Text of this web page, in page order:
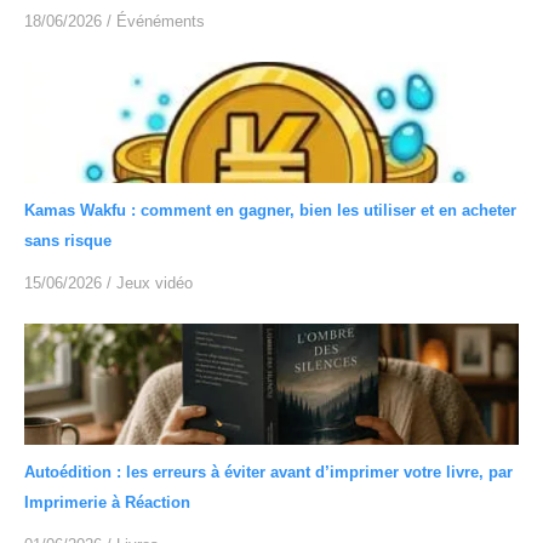
18/06/2026 / Événéments
Kamas Wakfu : comment en gagner, bien les utiliser et en acheter
sans risque
15/06/2026 / Jeux vidéo
Autoédition : les erreurs à éviter avant d’imprimer votre livre, par
Imprimerie à Réaction